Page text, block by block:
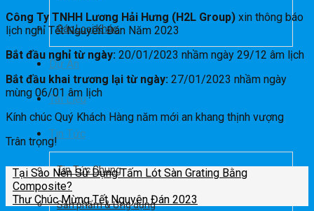
Các Loại Khác
Dự Án
Tài Liệu
Tin Tức
Tin Tức Chung
Sản phẩm & Ứng dụng
Công Ty TNHH Lương Hải Hưng (H2L Group) xin thông báo
lịch nghỉ Tết Nguyên Đán Năm 2023
Bắt đầu nghỉ từ ngày: 20/01/2023 nhầm ngày 29/12 âm lịch
Bắt đầu khai trương lại từ ngày: 27/01/2023 nhầm ngày
mùng 06/01 âm lịch
Kính chúc Quý Khách Hàng năm mới an khang thịnh vượng
Trân trọng!
Tại Sao Nên Sử Dụng Tấm Lót Sàn Grating Bằng
Composite?
Thư Chúc Mừng Tết Nguyên Đán 2023